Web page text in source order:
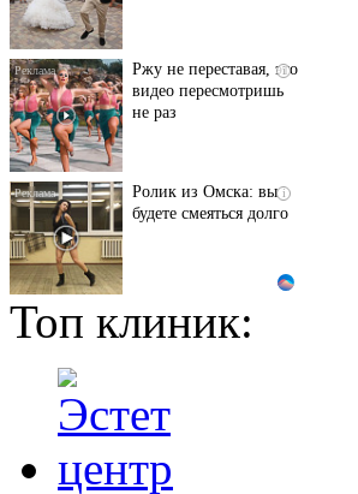
i
Ржу не переставая, это
видео пересмотришь
не раз
i
Ролик из Омска: вы
будете смеяться долго
Ролик длится пару
секунд, но вы будете в
Королева вагона
оставит равнодушным
Топ клиник: